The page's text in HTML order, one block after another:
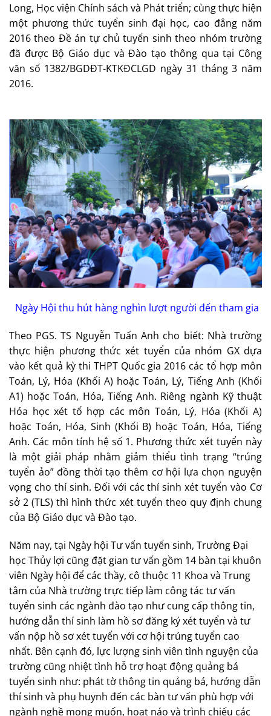
Long, Học viện Chính sách và Phát triển; cùng thực hiện
một phương thức tuyển sinh đại học, cao đẳng năm
2016 theo Đề án tự chủ tuyển sinh theo nhóm trường
đã được Bộ Giáo dục và Đào tạo thông qua tại Công
văn số 1382/BGDĐT-KTKĐCLGD ngày 31 tháng 3 năm
2016.
Ngày Hội thu hút hàng nghìn lượt người đến tham gia
Theo PGS. TS Nguyễn Tuấn Anh cho biết: Nhà trường
thực hiện phương thức xét tuyển của nhóm GX dựa
vào kết quả kỳ thi THPT Quốc gia 2016 các tổ hợp môn
Toán, Lý, Hóa (Khối A) hoặc Toán, Lý, Tiếng Anh (Khối
A1) hoặc Toán, Hóa, Tiếng Anh. Riêng ngành Kỹ thuật
Hóa học xét tổ hợp các môn Toán, Lý, Hóa (Khối A)
hoặc Toán, Hóa, Sinh (Khối B) hoặc Toán, Hóa, Tiếng
Anh. Các môn tính hệ số 1. Phương thức xét tuyển này
là một giải pháp nhằm giảm thiểu tình trạng “trúng
tuyển ảo” đồng thời tạo thêm cơ hội lựa chọn nguyện
vọng cho thí sinh. Đối với các thí sinh xét tuyển vào Cơ
sở 2 (TLS) thì hình thức xét tuyển theo quy định chung
của Bộ Giáo dục và Đào tạo.
Năm nay, tại Ngày hội Tư vấn tuyển sinh, Trường Đại
học Thủy lợi cũng đặt gian tư vấn gồm 14 bàn tại khuôn
viên Ngày hội để các thầy, cô thuộc 11 Khoa và Trung
tâm của Nhà trường trực tiếp làm công tác tư vấn
tuyển sinh các ngành đào tạo như cung cấp thông tin,
hướng dẫn thí sinh làm hồ sơ đăng ký xét tuyển và tư
vấn nộp hồ sơ xét tuyển với cơ hội trúng tuyển cao
nhất. Bên cạnh đó, lực lượng sinh viên tình nguyện của
trường cũng nhiệt tình hỗ trợ hoạt động quảng bá
tuyển sinh như: phát tờ thông tin quảng bá, hướng dẫn
thí sinh và phụ huynh đến các bàn tư vấn phù hợp với
ngành nghề mong muốn, hoạt náo và trình chiếu các